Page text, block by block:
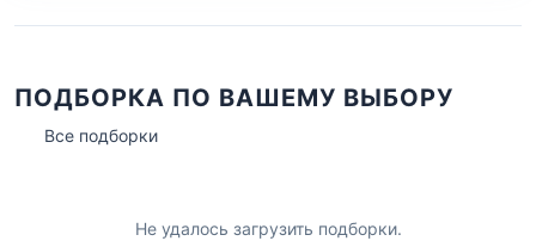
ПОДБОРКА ПО ВАШЕМУ ВЫБОРУ
Все подборки
Не удалось загрузить подборки.